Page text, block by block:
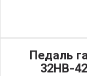
Педаль
32НВ-